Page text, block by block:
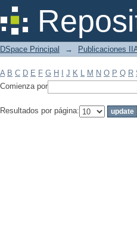
Filtrar por: Materia
DSpace Principal → Publicaciones
A B C D E F G H J K L M N O P Q R
Comienza por
Resultados por página: